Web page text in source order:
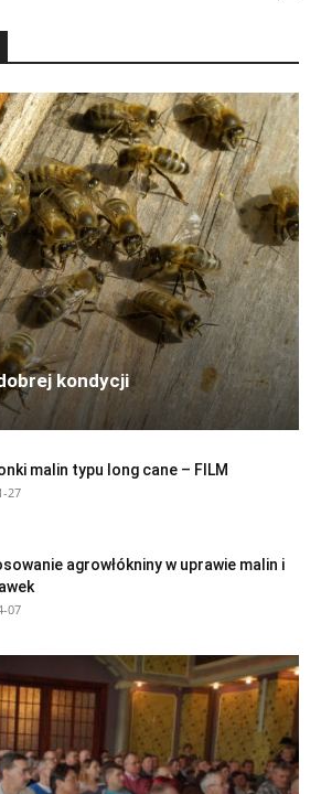
kondycji
malin typu long cane – FILM
27
agrowłókniny w uprawie malin i
07